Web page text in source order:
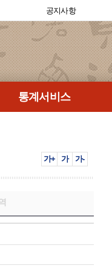
공지사항
통계서비스
가+ 가 가-